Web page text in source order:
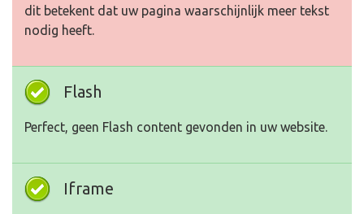
dit betekent dat uw pagina waarschijnlijk meer tekst
nodig heeft.
Flash
Perfect, geen Flash content gevonden in uw website.
Iframe